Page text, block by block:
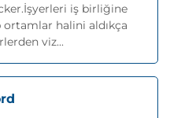
iş birliğine
ortamlar halini aldıkça
viz...